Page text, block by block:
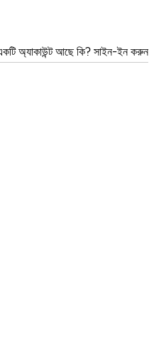
অ্যাকাউন্ট আছে কি? সাইন-ইন করুন